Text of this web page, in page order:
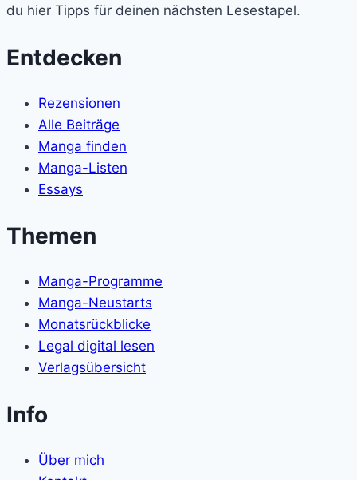
du hier Tipps für deinen nächsten Lesestapel.
Entdecken
Rezensionen
Alle Beiträge
Manga finden
Manga-Listen
Essays
Themen
Manga-Programme
Manga-Neustarts
Monatsrückblicke
Legal digital lesen
Verlagsübersicht
Info
Über mich